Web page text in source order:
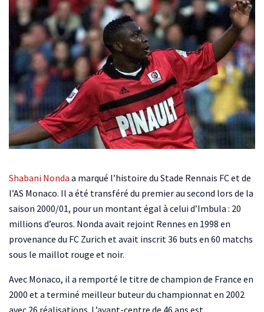
Shabani Nonda a marqué l’histoire du Stade Rennais FC et de
l’AS Monaco. Il a été transféré du premier au second lors de la
saison 2000/01, pour un montant égal à celui d’Imbula : 20
millions d’euros. Nonda avait rejoint Rennes en 1998 en
provenance du FC Zurich et avait inscrit 36 buts en 60 matchs
sous le maillot rouge et noir.
Avec Monaco, il a remporté le titre de champion de France en
2000 et a terminé meilleur buteur du championnat en 2002